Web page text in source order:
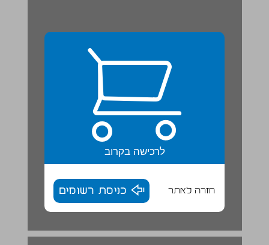
לרכישה בקרוב
חזרה לאתר כניסת רשומים
יחידה 4 משפחות של מילים בעברית ... 16